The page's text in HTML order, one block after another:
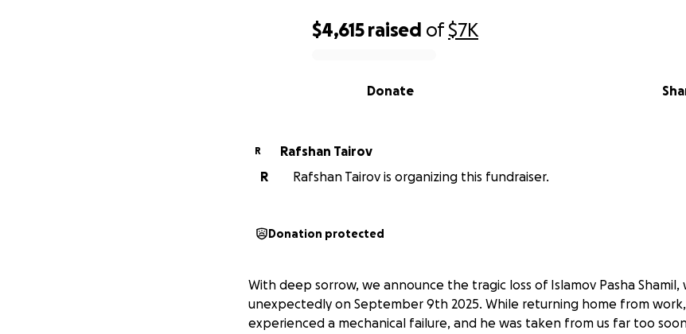
$4,615 raised of$7K
Donate
R
Rafshan Tairov
R
Rafshan Tairov is organizing this fundraiser.
Donation protected
With deep sorrow, we announce the tragic loss of Islamov Pasha Shamil,
unexpectedly on September 9th 2025. While returning home from work,
experienced a mechanical failure, and he was taken from us far too